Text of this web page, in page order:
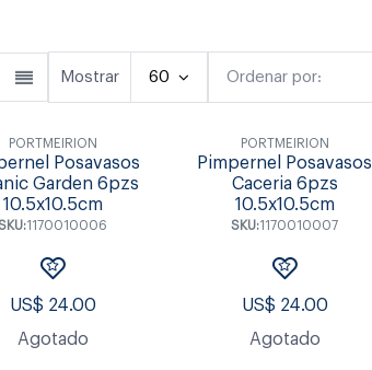
Ordenar por:
Mostrar 60
PORTMEIRION
Posavasos
Garden 6pzs
10.5x10.5cm
1170010006
US$ 24.00
Agotado
PORTMEIRION
Pimpernel Posavasos
Caceria 6pzs
10.5x10.5cm
SKU:1170010007
US$ 24.00
Agotado